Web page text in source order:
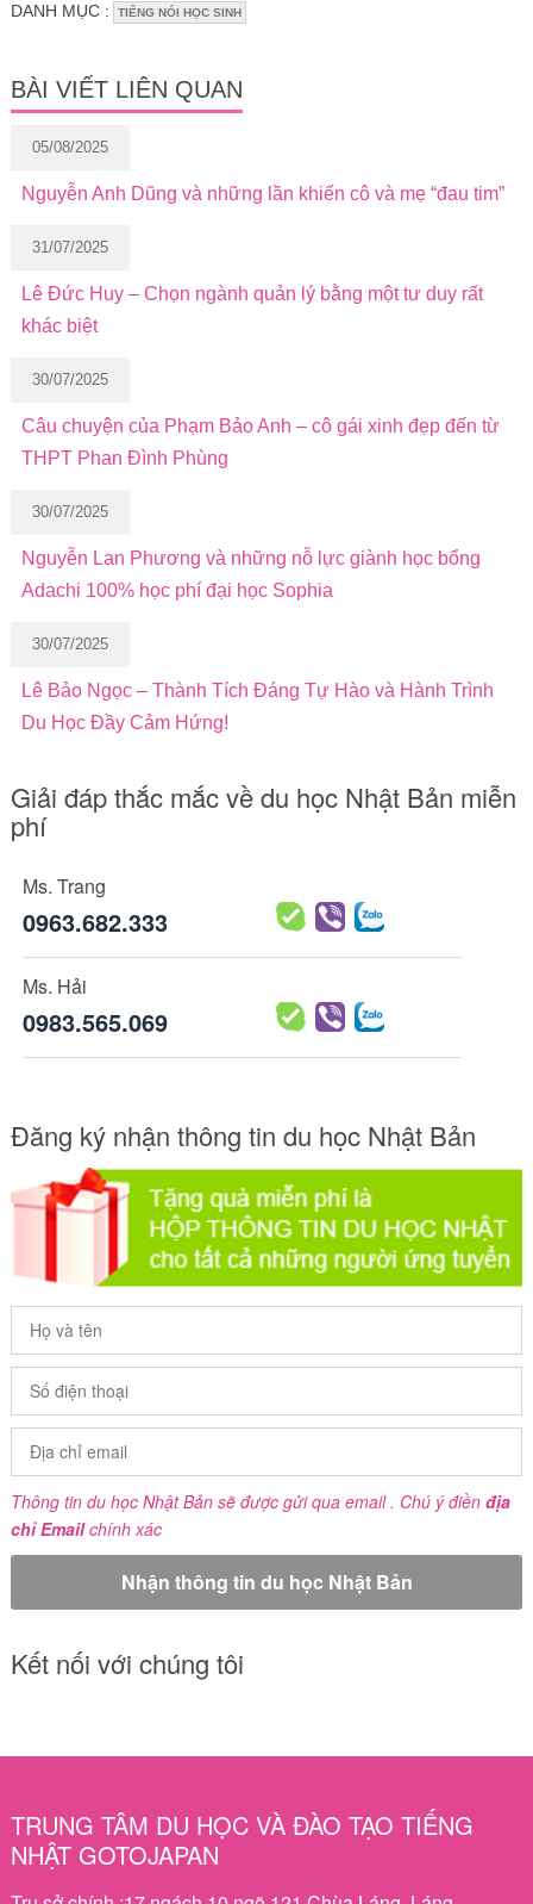
DANH MỤC :
TIẾNG NÓI HỌC SINH
BÀI VIẾT LIÊN QUAN
05/08/2025
Nguyễn Anh Dũng và những lần khiến cô và mẹ “đau tim”
31/07/2025
Lê Đức Huy – Chọn ngành quản lý bằng một tư duy rất
khác biệt
30/07/2025
Câu chuyện của Phạm Bảo Anh – cô gái xinh đẹp đến từ
THPT Phan Đình Phùng
30/07/2025
Nguyễn Lan Phương và những nỗ lực giành học bổng
Adachi 100% học phí đại học Sophia
30/07/2025
Lê Bảo Ngọc – Thành Tích Đáng Tự Hào và Hành Trình
Du Học Đầy Cảm Hứng!
Giải đáp thắc mắc về du học Nhật Bản miễn
phí
Ms. Trang
0963.682.333
Ms. Hải
0983.565.069
Đăng ký nhận thông tin du học Nhật Bản
Thông tin du học Nhật Bản sẽ được gửi qua email . Chú ý điền địa
chỉ Emailchính xác
Kết nối với chúng tôi
TRUNG TÂM DU HỌC VÀ ĐÀO TẠO TIẾNG
NHẬT GOTOJAPAN